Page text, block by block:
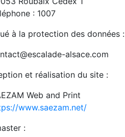
: 1007
à la protection des données :
alsace.com
et réalisation du site :
Web and Print
www.saezam.net/
: